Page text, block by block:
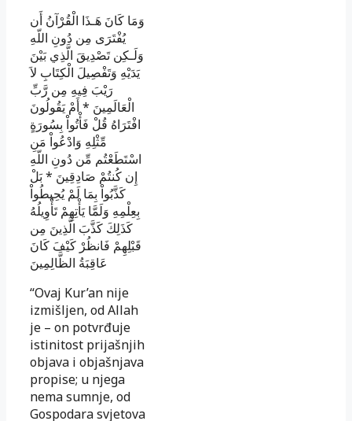
وَمَا كَانَ هَـذَا الْقُرْآنُ أَن
يُفْتَرَى مِن دُونِ اللّهِ
وَلَـكِن تَصْدِيقَ الَّذِي بَيْنَ
يَدَيْهِ وَتَفْصِيلَ الْكِتَابِ لاَ
رَيْبَ فِيهِ مِن رَّبِّ
الْعَالَمِينَ *أَمْ يَقُولُونَ
افْتَرَاهُ قُلْ فَأْتُواْ بِسُورَةٍ
مِّثْلِهِ وَادْعُواْ مَنِ
اسْتَطَعْتُم مِّن دُونِ اللّهِ
إِن كُنتُمْ صَادِقِينَ *بَلْ
كَذَّبُواْ بِمَا لَمْ يُحِيطُواْ
بِعِلْمِهِ وَلَمَّا يَأْتِهِمْ تَأْوِيلُهُ
كَذَلِكَ كَذَّبَ الَّذِينَ مِن
قَبْلِهِمْ فَانظُرْ كَيْفَ كَانَ
عَاقِبَةُ الظَّالِمِينَ
“Ovaj Kur’an nije
izmišljen, od Allah
je – on potvrđuje
istinitost prijašnjih
objava i objašnjava
propise; u njega
nema sumnje, od
Gospodara svjetova